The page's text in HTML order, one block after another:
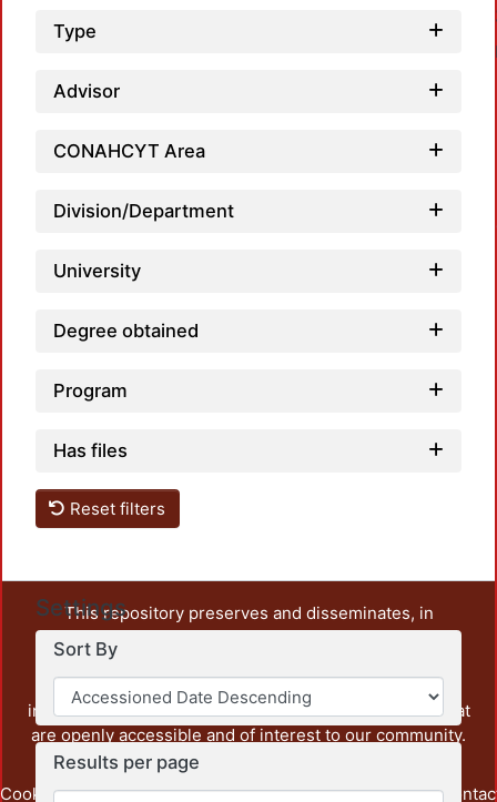
Type
Advisor
CONAHCYT Area
Division/Department
University
Degree obtained
Program
Has files
Reset filters
Settings
Sort By
Results per page
This repository preserves and disseminates, in
unrestricted open access, the teaching and research
output of UAM Azcapotzalco. It also includes some
administrative and graphic documents from the
institution, as well as content from other institutions that
are openly accessible and of interest to our community.
Cookie Privacy End User Send